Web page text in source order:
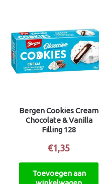
Bergen Cookies Cream
Chocolate & Vanilla
Filling 128
€1,35
Toevoegen aan